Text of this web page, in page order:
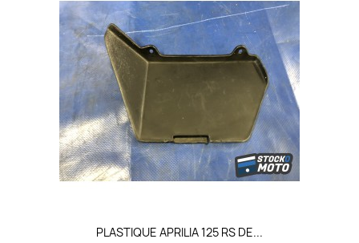
PLASTIQUE APRILIA 125 RS DE...